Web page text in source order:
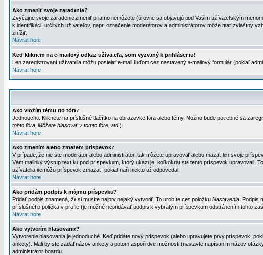
Ako zmeniť svoje zaradenie?
Zvyčajne svoje zaradenie zmeniť priamo nemôžete (úrovne sa objavujú pod Vašim užívateľským
k identifikácií určitých užívateľov, napr. označenie moderátorov a administrátorov môže mať zvláštny
znížiť.
Návrat hore
Keď kliknem na e-mailový odkaz užívateľa, som vyzvaný k prihláseniu!
Len zaregistrovaní užívatelia môžu posielať e-mail ľuďom cez nastavený e-mailový formulár (pokiaľ
Návrat hore
Ako vložím tému do fóra?
Jednoucho. Kliknete na príslušné tlačítko na obrazovke fóra alebo témy. Možno bude potrebné sa
tohto fóra, Môžete hlasovať v tomto fóre, atd.).
Návrat hore
Ako zmením alebo zmažem príspevok?
V prípade, že nie ste moderátor alebo administrátor, tak môžete upravovať alebo mazať len svoje
Vám malinký výstup textíku pod príspevkom, ktorý ukazuje, koľkokrát ste tento príspevok upravovali.
užívatelia nemôžu príspevok zmazať, pokiaľ naň niekto už odpovedal.
Návrat hore
Ako pridám podpis k môjmu príspevku?
Pridať podpis znamená, že si musíte najprv nejaký vytvoriť. To urobíte cez položku Nastavenia .
príslušného políčka v profile (je možné nepridávať podpis k vybratým príspevkom odstránením tohto
Návrat hore
Ako vytvorím hlasovanie?
Vytvorenie hlasovania je jednoduché. Keď pridáte nový príspevok (alebo upravujete prvý príspevok,
ankety). Mali by ste zadať názov ankety a potom aspoň dve možnosti (nastavte napísaním názov
administrátor boardu.